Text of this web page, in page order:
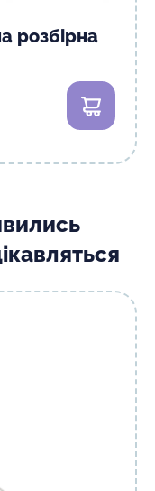
розбірна
В кошик